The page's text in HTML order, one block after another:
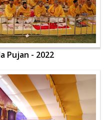
Pujan - 2022